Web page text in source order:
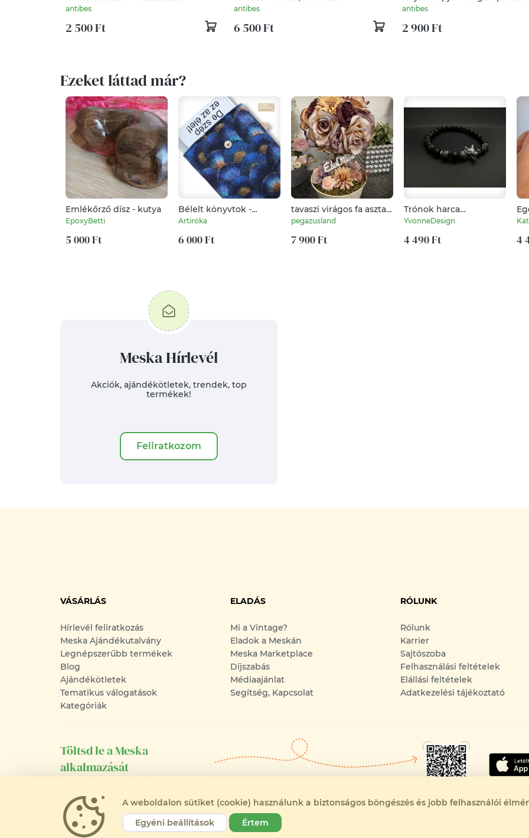
antibes
2 500 Ft
antibes
6 500 Ft
antibes
2 900 Ft
Ezeket láttad már?
Emlékőrző dísz - kutya
EpoxyBetti
5 000 Ft
Bélelt könyvtok -
prémium pamutból,
hullámok tengerén
mintával - Artiroka
Artiroka
6 000 Ft
tavaszi virágos fa asztal
disz
pegazusland
7 900 Ft
Trónok harca
ásványkarkötő "farkas"
YvonneDesign
4 490 Ft 4
Meska Hírlevél
Akciók, ajándékötletek, trendek, top
termékek!
Feliratkozom
VÁSÁRLÁS
Hírlevél feliratkozás
Meska Ajándékutalvány
Legnépszerűbb termékek
Blog
Ajándékötletek
Tematikus válogatások
Kategóriák
ELADÁS
Mi a Vintage?
Eladok a Meskán
Meska Marketplace
Díjszabás
Médiaajánlat
Segítség, Kapcsolat
RÓLUNK
Rólunk
Karrier
Sajtószoba
Felhasználási feltételek
Elállási feltételek
Adatkezelési tájékoztató
Töltsd le a Meska
alkalmazását
©2008-2026 - MESKA.HU - MINDEN JOG FENNTARTVA!
A weboldalon sütiket (cookie) használunk a biztonságos böngészés és jobb felhasználói
Egyéni beállítások
Értem